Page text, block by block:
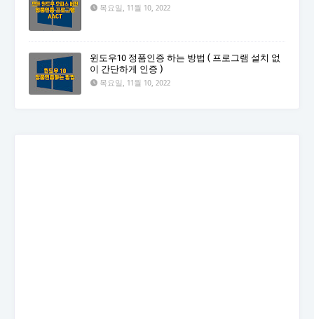
목요일, 11월 10, 2022
윈도우10 정품인증 하는 방법 ( 프로그램 설치 없
이 간단하게 인증 )
목요일, 11월 10, 2022